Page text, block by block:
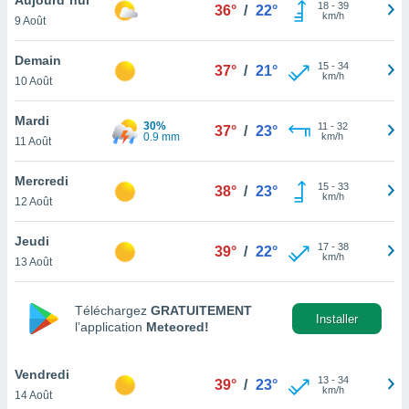
et
»,
au
vous
qu'ils
ou
le
ainsi
un
la
du
9 Août
36° / 22° 18- 39
km/h
Demain
10 Août
37° / 21° 15- 34
km/h
Mardi
11 Août
30%
0.9 mm
37° / 23° 11 - 32
km/h
Mercredi
12 Août
38° / 23° 15- 33
km/h
Jeudi
13 Août
39° / 22° 17- 38
km/h
Téléchargez GRATUITEMENT
l’application Meteored!
Installer
Vendredi
14 Août
39° / 23° 13- 34
km/h